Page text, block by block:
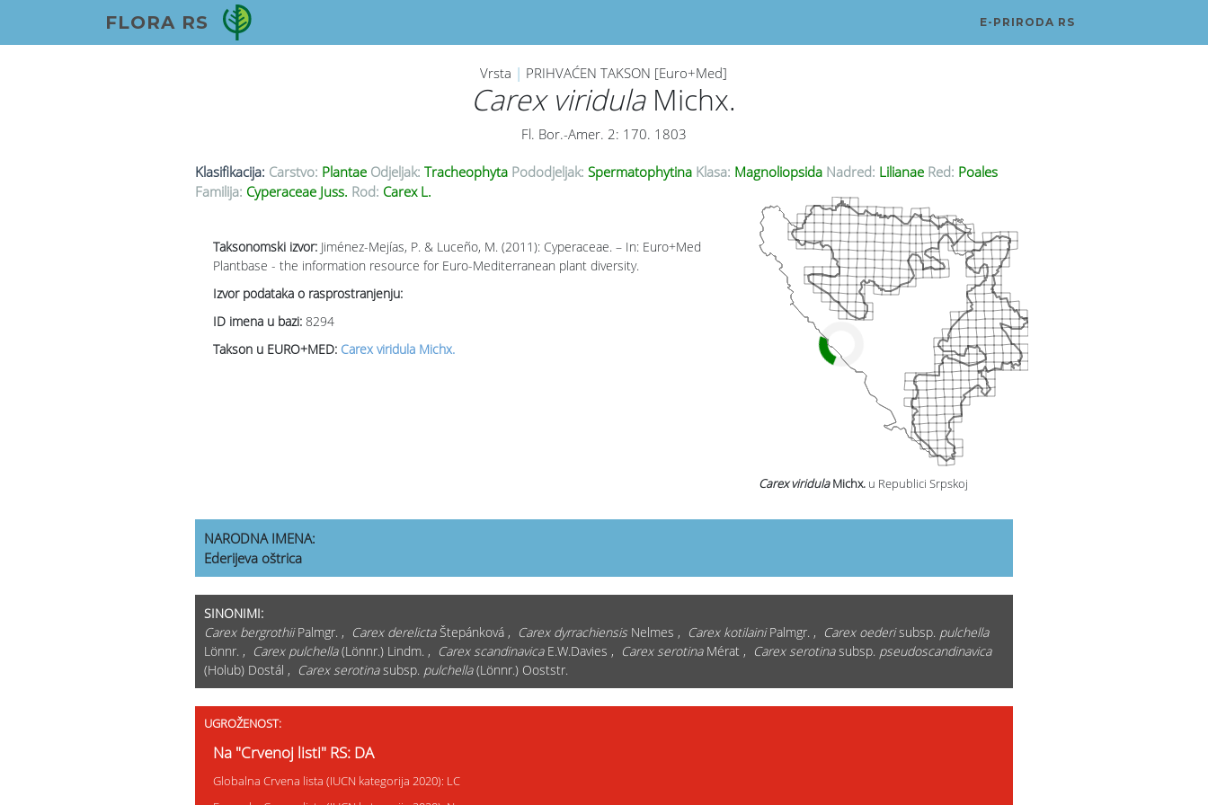
FLORA RS E-PRIRODA RS
Vrsta | PRIHVAĆEN TAKSON [Euro+Med]
Carex viridulaMichx.
Fl. Bor.-Amer. 2: 170. 1803
Klasifikacija: Carstvo: Plantae Odjeljak: Tracheophyta Pododjeljak: Spermatophytina Klasa: Magnoliopsida Nadred: Lilianae Red: Poales
Familija: Cyperaceae Juss. Rod: Carex L.
Taksonomski izvor: Jiménez-Mejías, P. & Luceño, M. (2011): Cyperaceae. – In: Euro+Med
Plantbase - the information resource for Euro-Mediterranean plant diversity.
Izvor podataka o rasprostranjenju:
ID imena u bazi: 8294
Takson u EURO+MED: Carex viridula Michx.
Carex viridulaMichx. u Republici Srpskoj
NARODNA IMENA:
Ederijeva oštrica
SINONIMI:
Carex bergrothiiPalmgr. , Carex derelictaŠtepánková , Carex dyrrachiensisNelmes , Carex kotilainiPalmgr. , Carex oederisubsp. pulchella
Lönnr. , Carex pulchella(Lönnr.) Lindm. , Carex scandinavicaE.W.Davies , Carex serotinaMérat , Carex serotinasubsp. pseudoscandinavica
(Holub) Dostál , Carex serotinasubsp. pulchella(Lönnr.) Ooststr.
UGROŽENOST:
Na "Crvenoj listi" RS: DA
Globalna Crvena lista (IUCN kategorija 2020): LC